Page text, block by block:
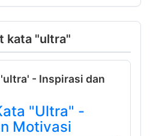
kata "ultra"
- Inspirasi dan
"Ultra" -
Motivasi